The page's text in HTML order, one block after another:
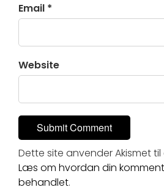
Email *
Website
Dette site anvender Akismet
Læs om hvordan din
behandlet.